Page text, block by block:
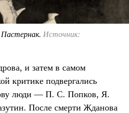
Источник:
и затем в самом
критике подвергались
люди — П. С. Попков, Я.
После смерти Жданова